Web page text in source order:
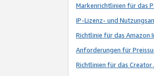
Markenrichtlinien für das
IP-Lizenz- und
Richtlinie für das Amazon
Anforderungen für
Richtlinien für das